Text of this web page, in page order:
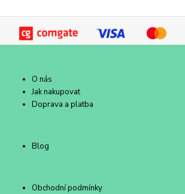
O nás
Jak nakupovat
Doprava a platba
Blog
Obchodní podmínky